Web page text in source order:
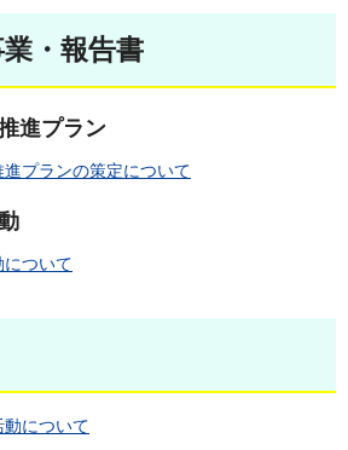
・報告書
進プラン
プランの策定について
について
について